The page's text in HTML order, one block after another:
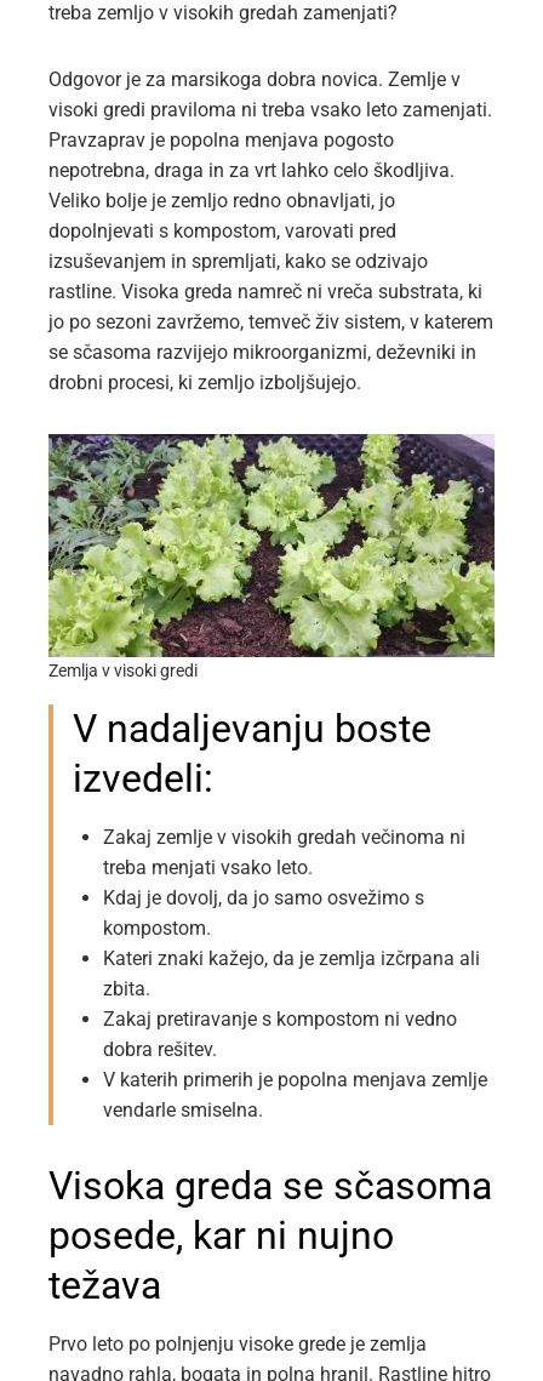
treba zemljo v visokih gredah zamenjati?
Odgovor je za marsikoga dobra novica. Zemlje v
visoki gredi praviloma ni treba vsako leto zamenjati.
Pravzaprav je popolna menjava pogosto
nepotrebna, draga in za vrt lahko celo škodljiva.
Veliko bolje je zemljo redno obnavljati, jo
dopolnjevati s kompostom, varovati pred
izsuševanjem in spremljati, kako se odzivajo
rastline. Visoka greda namreč ni vreča substrata, ki
jo po sezoni zavržemo, temveč živ sistem, v katerem
se sčasoma razvijejo mikroorganizmi, deževniki in
drobni procesi, ki zemljo izboljšujejo.
Zemlja v visoki gredi
V nadaljevanju boste
izvedeli:
Zakaj zemlje v visokih gredah večinoma ni
treba menjati vsako leto.
Kdaj je dovolj, da jo samo osvežimo s
kompostom.
Kateri znaki kažejo, da je zemlja izčrpana ali
zbita.
Zakaj pretiravanje s kompostom ni vedno
dobra rešitev.
V katerih primerih je popolna menjava zemlje
vendarle smiselna.
Visoka greda se sčasoma
posede, kar ni nujno
težava
Prvo leto po polnjenju visoke grede je zemlja
navadno rahla, bogata in polna hranil. Rastline hitro